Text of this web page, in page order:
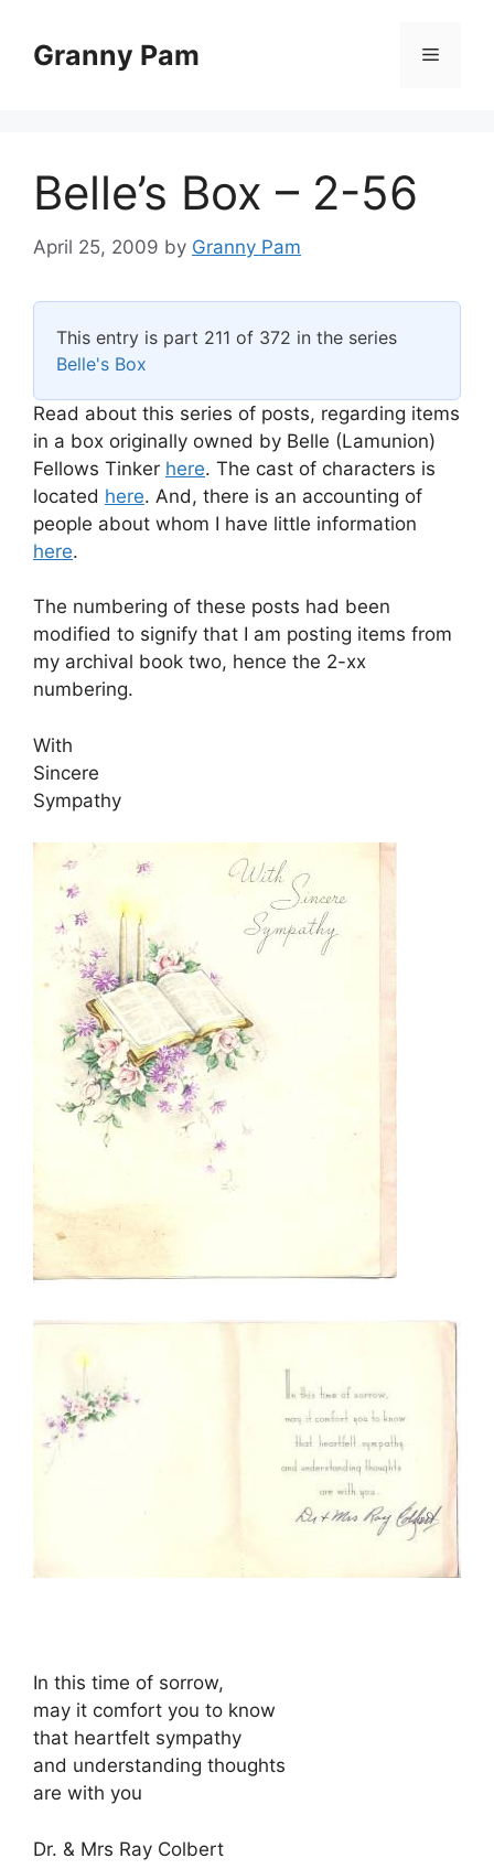
contentGranny Pam Menu
Belle’s Box – 2-56
April 25, 2009 by Granny Pam
This entry is part 211 of 372 in the series
Belle's Box
Read about this series of posts, regarding items
in a box originally owned by Belle (Lamunion)
Fellows Tinker here. The cast of characters is
located here. And, there is an accounting of
people about whom I have little information
here.
The numbering of these posts had been
modified to signify that I am posting items from
my archival book two, hence the 2-xx
numbering.
With
Sincere
Sympathy
In this time of sorrow,
may it comfort you to know
that heartfelt sympathy
and understanding thoughts
are with you
Dr. & Mrs Ray Colbert